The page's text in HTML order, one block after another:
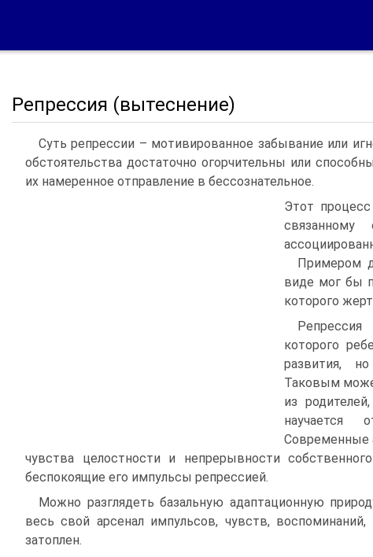
Репрессия (вытеснение)
Суть репрессии – мотивированное забывание или
обстоятельства достаточно огорчительны или
их намеренное отправление в бессознательное.
Этот
Примером
виде мог бы
которого
которого
развития,
Таковым
из
научается
Современные
чувства целостности и непрерывности
беспокоящие его импульсы репрессией.
Можно разглядеть базальную адаптационную
весь свой арсенал импульсов, чувств,
затоплен.